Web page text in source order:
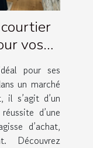
vos
pour ses
un marché
il s’agit d’un
d’une
d’achat,
Découvrez